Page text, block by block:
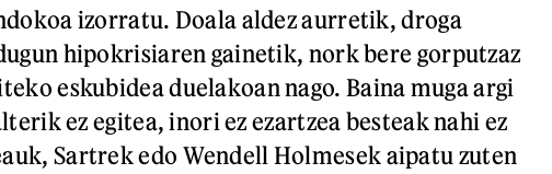
izorratu. Doala aldez aurretik, droga
hipokrisiaren gainetik, nork bere gorputzaz
eskubidea duelakoan nago. Baina muga argi
ez egitea, inori ez ezartzea besteak nahi ez
Sartrek edo Wendell Holmesek aipatu zuten